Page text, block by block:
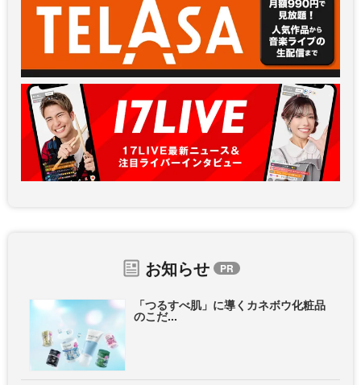
お知らせ
「つるすべ肌」に導くカネボウ化粧品
のこだ...